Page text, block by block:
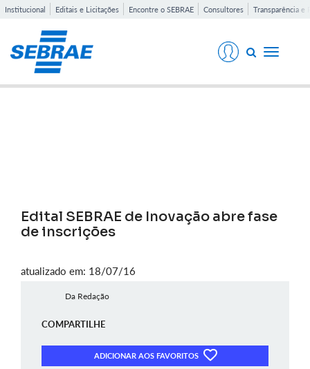
Institucional Editais e Licitações Encontre o SEBRAE Consultores Transparência e
Toggle
Edital SEBRAE de Inovação abre fase
de inscrições
atualizado em: 18/07/16
Da Redação
COMPARTILHE
ADICIONAR AOS FAVORITOS